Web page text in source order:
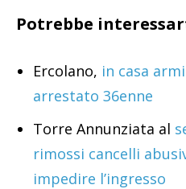
Potrebbe
Ercolano, in casa
arrestato 36enne
Torre Annunziata al
rimossi cancelli
impedire l’ingresso